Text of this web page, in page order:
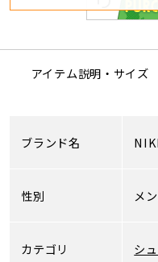
アイテム説明・サイズ
ブランド名
性別 メ
カテゴリ シ